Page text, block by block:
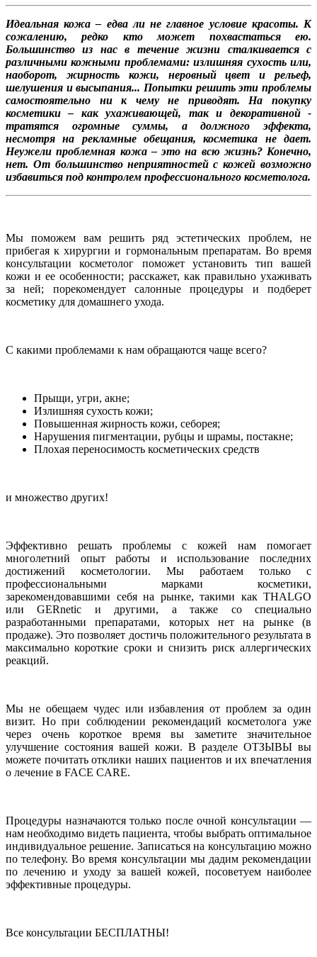
Идеальная кожа – едва ли не главное условие красоты. К
сожалению, редко кто может похвастаться ею.
Большинство из нас в течение жизни сталкивается с
различными кожными проблемами: излишняя сухость или,
наоборот, жирность кожи, неровный цвет и рельеф,
шелушения и высыпания... Попытки решить эти проблемы
самостоятельно ни к чему не приводят. На покупку
косметики – как ухаживающей, так и декоративной -
тратятся огромные суммы, а должного эффекта,
несмотря на рекламные обещания, косметика не дает.
Неужели проблемная кожа – это на всю жизнь? Конечно,
нет. От большинство неприятностей с кожей возможно
избавиться под контролем профессионального косметолога.
Мы поможем вам решить ряд эстетических проблем, не
прибегая к хирургии и гормональным препаратам. Во время
консультации косметолог поможет установить тип вашей
кожи и ее особенности; расскажет, как правильно ухаживать
за ней; порекомендует салонные процедуры и подберет
косметику для домашнего ухода.
С какими проблемами к нам обращаются чаще всего?
Прыщи, угри, акне;
Излишняя сухость кожи;
Повышенная жирность кожи, себорея;
Нарушения пигментации, рубцы и шрамы, постакне;
Плохая переносимость косметических средств
и множество других!
Эффективно решать проблемы с кожей нам помогает
многолетний опыт работы и использование последних
достижений косметологии. Мы работаем только с
профессиональными марками косметики,
зарекомендовавшими себя на рынке, такими как THALGO
или GERnetic и другими, а также со специально
разработанными препаратами, которых нет на рынке (в
продаже). Это позволяет достичь положительного результата в
максимально короткие сроки и снизить риск аллергических
реакций.
Мы не обещаем чудес или избавления от проблем за один
визит. Но при соблюдении рекомендаций косметолога уже
через очень короткое время вы заметите значительное
улучшение состояния вашей кожи. В разделе ОТЗЫВЫ вы
можете почитать отклики наших пациентов и их впечатления
о лечение в FACE CARE.
Процедуры назначаются только после очной консультации —
нам необходимо видеть пациента, чтобы выбрать оптимальное
индивидуальное решение. Записаться на консультацию можно
по телефону. Во время консультации мы дадим рекомендации
по лечению и уходу за вашей кожей, посоветуем наиболее
эффективные процедуры.
Все консультации БЕСПЛАТНЫ!